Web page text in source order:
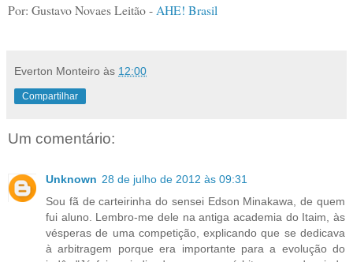
Por: Gustavo Novaes Leitão - AHE! Brasil
Everton Monteiro às 12:00
Compartilhar
Um comentário:
Unknown 28 de julho de 2012 às 09:31
Sou fã de carteirinha do sensei Edson Minakawa, de quem
fui aluno. Lembro-me dele na antiga academia do Itaim, às
vésperas de uma competição, explicando que se dedicava
à arbitragem porque era importante para a evolução do